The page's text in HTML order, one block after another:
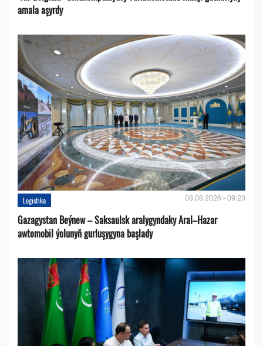
amala aşyrdy
Logistika 08.08.2026 - 09:23
Gazagystan Beýnew – Saksaulsk aralygyndaky Aral–Hazar
awtomobil ýolunyň gurluşygyna başlady